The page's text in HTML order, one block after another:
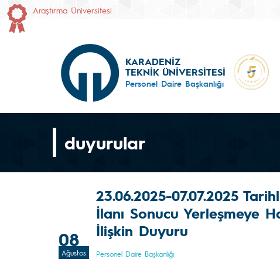
Araştırma Üniversitesi
KARADENİZ
TEKNİK ÜNİVERSİTESİ
Personel Daire Başkanlığı
duyurular
08
Ağustos
23.06.2025-07.07.2025
İlanı Sonucu Yerleşmeye
İlişkin Duyuru
Personel Daire Başkanlığı